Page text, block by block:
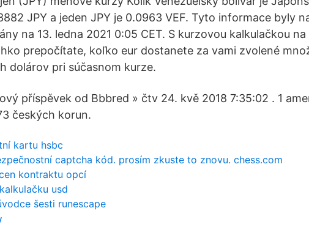
JPY a jeden JPY je 0.0963 VEF. Tyto informace byly
na 13. ledna 2021 0:05 CET. S kurzovou kalkulačkou
prepočítate, koľko eur dostanete za vami zvolené
dolárov pri súčasnom kurze.
příspěvek od Bbbred » čtv 24. kvě 2018 7:35:02 . 1
českých korun.
kartu hsbc
captcha kód. prosím zkuste to znovu. chess.com
kontraktu opcí
usd
šesti runescape